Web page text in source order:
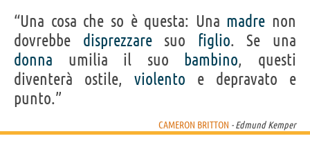
“Una cosa che so è questa: Una madre non
dovrebbe disprezzaresuo figlio. Se una
donna umilia il suo bambino, questi
diventerà ostile, violento e depravato e
punto.”
CAMERON BRITTON - Edmund Kemper